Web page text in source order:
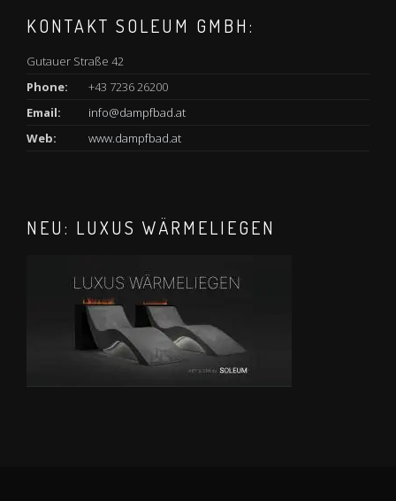
KONTAKT SOLEUM GMBH:
Gutauer Straße 42
Phone:
+43 7236 26200
Email:
info@dampfbad.at
Web:
www.dampfbad.at
NEU: LUXUS WÄRMELIEGEN